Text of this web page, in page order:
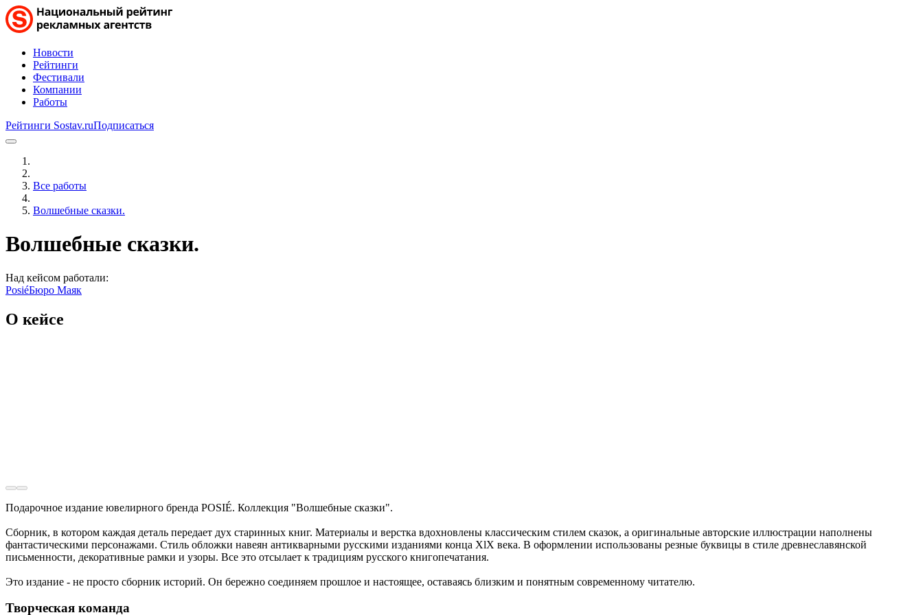
Новости
Рейтинги
Фестивали
Компании
Работы
Рейтинги Sostav.ruПодписаться
Все работы
Волшебные сказки.
Волшебные сказки.
Над кейсом работали:
PosiéБюро Маяк
О кейсе
Подарочное издание ювелирного бренда POSIÉ. Коллекция "Волшебные сказки".
Сборник, в котором каждая деталь передает дух старинных книг. Материалы и верстка вдохновлены классическим стилем сказок, а оригинальные авторские иллюстрации наполнены
фантастическими персонажами. Стиль обложки навеян антикварными русскими изданиями конца XlX века. В оформлении использованы резные буквицы в стиле древнеславянской
письменности, декоративные рамки и узоры. Все это отсылает к традициям русского книгопечатания.
Это издание - не просто сборник историй. Он бережно соединяем прошлое и настоящее, оставаясь близким и понятным современному читателю.
Творческая команда